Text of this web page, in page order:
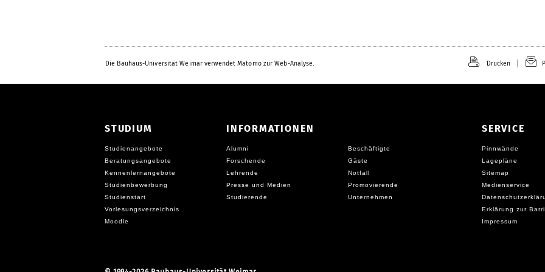
Die Bauhaus-Universität Weimar verwendet Matomo zur Web-Analyse. Drucken
STUDIUM
Studienangebote
Beratungsangebote
Kennenlernangebote
Studienbewerbung
Studienstart
Vorlesungsverzeichnis
Moodle
INFORMATIONEN
Alumni
Beschäftigte
Forschende
Gäste
Lehrende
Notfall
Presse und Medien
Promovierende
Studierende
Unternehmen
SERVICE
Pinnwände
Lagepläne
Sitemap
Medienservice
Erklärung zur
Impressum